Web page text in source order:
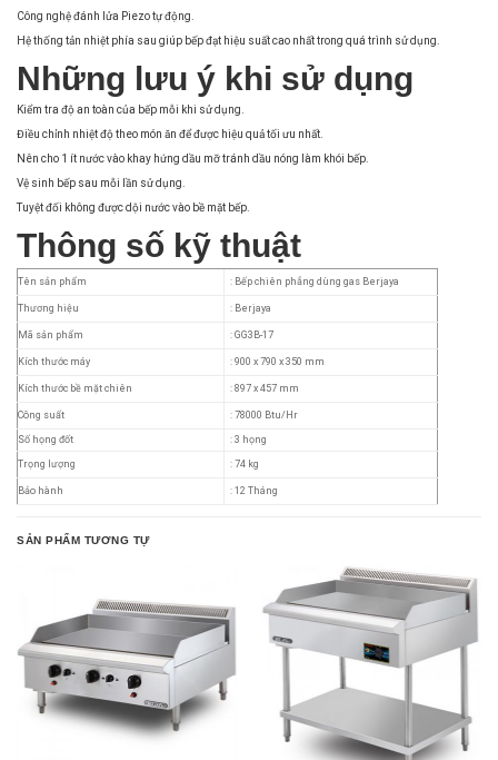
Công nghệ đánh lửa Piezo tự động.
Hệ thống tản nhiệt phía sau giúp bếp đạt hiệu suất cao nhất trong quá trình sử dụng.
Những lưu ý khi sử dụng
Kiểm tra độ an toàn của bếp mỗi khi sử dụng.
Điều chỉnh nhiệt độ theo món ăn để được hiệu quả tối ưu nhất.
Nên cho 1 ít nước vào khay hứng dầu mỡ tránh dầu nóng làm khói bếp.
Vệ sinh bếp sau mỗi lần sử dụng.
Tuyệt đối không được dội nước vào bề mặt bếp.
Thông số kỹ thuật
Tên sản phẩm : Bếp chiên phẳng dùng gas Berjaya
Thương hiệu : Berjaya
Mã sản phẩm : GG3B-17
Kích thước máy : 900 x 790 x 350 mm
Kích thước bề mặt chiên : 897 x 457 mm
Công suất : 78000 Btu/Hr
Số họng đốt : 3 họng
Trọng lượng : 74 kg
Bảo hành : 12 Tháng
SẢN PHẨM TƯƠNG TỰ